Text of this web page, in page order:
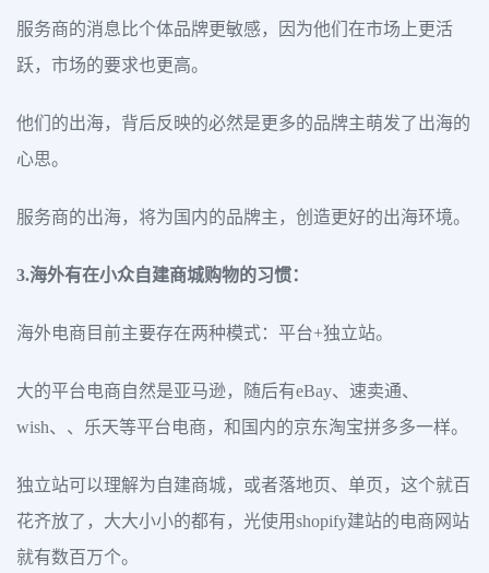
服务商的消息比个体品牌更敏感，因为他们在市场上更活
跃，市场的要求也更高。
他们的出海，背后反映的必然是更多的品牌主萌发了出海的
心思。
服务商的出海，将为国内的品牌主，创造更好的出海环境。
3.海外有在小众自建商城购物的习惯：
海外电商目前主要存在两种模式：平台+独立站。
大的平台电商自然是亚马逊，随后有eBay、速卖通、
wish、、乐天等平台电商，和国内的京东淘宝拼多多一样。
独立站可以理解为自建商城，或者落地页、单页，这个就百
花齐放了，大大小小的都有，光使用shopify建站的电商网站
就有数百万个。